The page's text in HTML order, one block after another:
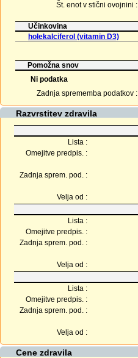
Št. enot v stični ovojnini :
Učinkovina
holekalciferol (vitamin D3)
Pomožna snov
Ni podatka
Zadnja sprememba podatkov :
Razvrstitev zdravila
Lista :
Omejitve predpis. :
Zadnja sprem. pod. :
Velja od :
Lista :
Omejitve predpis. :
Zadnja sprem. pod. :
Velja od :
Lista :
Omejitve predpis. :
Zadnja sprem. pod. :
Velja od :
Cene zdravila